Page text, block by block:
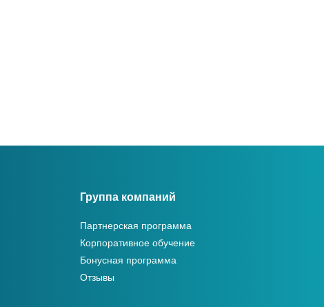
Группа компаний
Партнерская программа
Корпоративное обучение
Бонусная программа
Отзывы